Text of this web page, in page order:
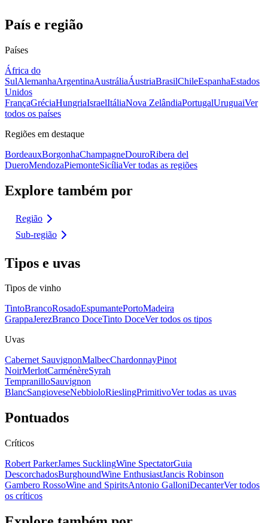
País e região
Países
África do
SulAlemanhaArgentinaAustráliaÁustriaBrasilChileEspanhaEstados
Unidos
FrançaGréciaHungriaIsraelItáliaNova ZelândiaPortugalUruguaiVer
todos os países
Regiões em destaque
BordeauxBorgonhaChampagneDouroRibera del
DueroMendozaPiemonteSicíliaVer todas as regiões
Explore também por
Região
Sub-região
Tipos e uvas
Tipos de vinho
TintoBrancoRosadoEspumantePortoMadeira
GrappaJerezBranco DoceTinto DoceVer todos os tipos
Uvas
Cabernet SauvignonMalbecChardonnayPinot
NoirMerlotCarménèreSyrah
TempranilloSauvignon
BlancSangioveseNebbioloRieslingPrimitivoVer todas as uvas
Pontuados
Críticos
Robert ParkerJames SucklingWine SpectatorGuia
DescorchadosBurghoundWine EnthusiastJancis Robinson
Gambero RossoWine and SpiritsAntonio GalloniDecanterVer todos
os críticos